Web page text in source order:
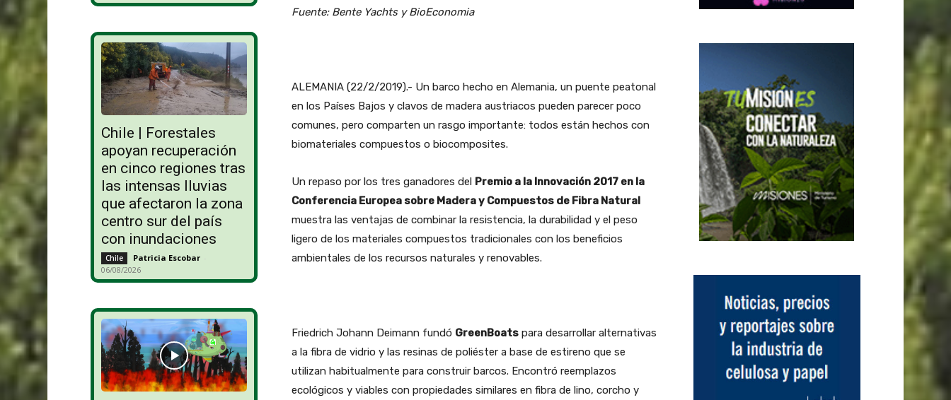
Chile | Forestales
apoyan recuperación
en cinco regiones tras
las intensas lluvias
que afectaron la zona
centro sur del país
con inundaciones
Chile Patricia Escobar -
06/08/2026
Fuente: Bente Yachts y BioEconomia
ALEMANIA (22/2/2019).- Un barco hecho en Alemania, un puente peatonal
en los Países Bajos y clavos de madera austriacos pueden parecer poco
comunes, pero comparten un rasgo importante: todos están hechos con
biomateriales compuestos o biocomposites.
Un repaso por los tres ganadores del Premio a la Innovación 2017 en la
Conferencia Europea sobre Madera y Compuestos de Fibra Natural
muestra las ventajas de combinar la resistencia, la durabilidad y el peso
ligero de los materiales compuestos tradicionales con los beneficios
ambientales de los recursos naturales y renovables.
Friedrich Johann Deimann fundó GreenBoatspara desarrollar alternativas
a la fibra de vidrio y las resinas de poliéster a base de estireno que se
utilizan habitualmente para construir barcos. Encontró reemplazos
ecológicos y viables con propiedades similares en fibra de lino, corcho y